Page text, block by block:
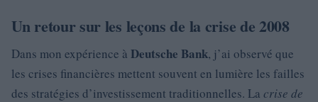
Un retour sur les leçons de la crise de 2008
Dans mon expérience à Deutsche Bank, j’ai observé que
les crises financières mettent souvent en lumière les failles
des stratégies d’investissement traditionnelles. La crise de